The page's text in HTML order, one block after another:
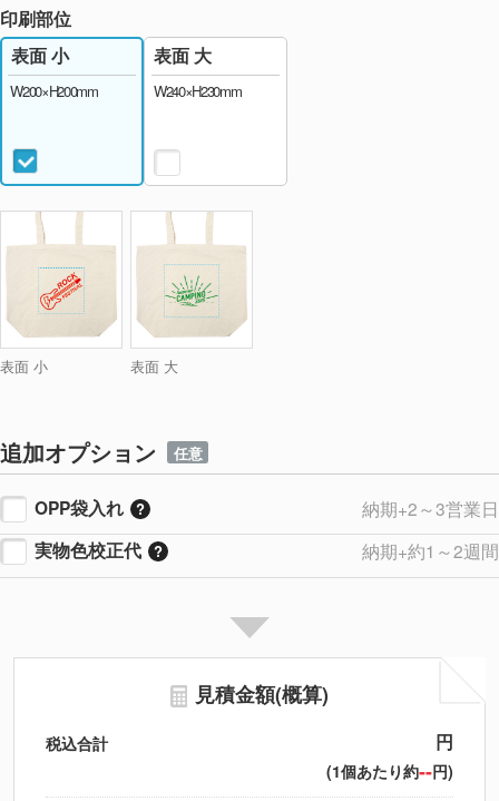
印刷部位
表面 小 表面 大
表面 小
W200×H200mm
表面 大
W240×H230mm
追加オプション 任意
OPP袋入れ
納期+2～3営業日
実物色校正代
納期+約1～2週間
見積金額(概算)
税込合計 円
(1個あたり約--円)